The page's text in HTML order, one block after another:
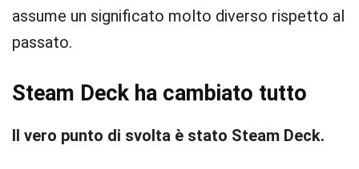
assume un significato molto diverso rispetto al
passato.
Steam Deck ha cambiato tutto
Il vero punto di svolta è stato Steam Deck.